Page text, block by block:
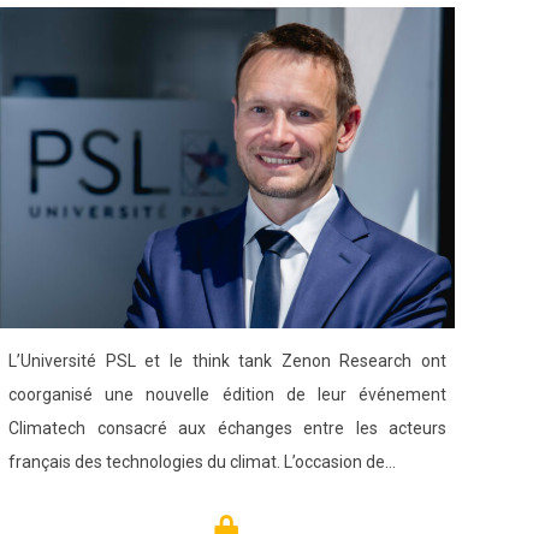
L’Université PSL et le think tank Zenon Research ont
coorganisé une nouvelle édition de leur événement
Climatech consacré aux échanges entre les acteurs
français des technologies du climat. L’occasion de…